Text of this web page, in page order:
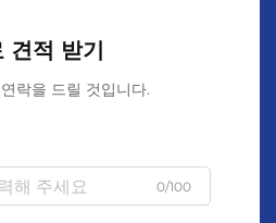
견적 받기
락을 드릴 것입니다.
0/100